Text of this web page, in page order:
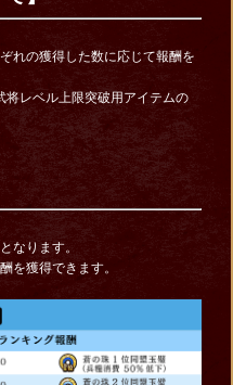
れの獲得した数に応じて報酬を
将レベル上限突破用アイテムの
なります。
を獲得できます。